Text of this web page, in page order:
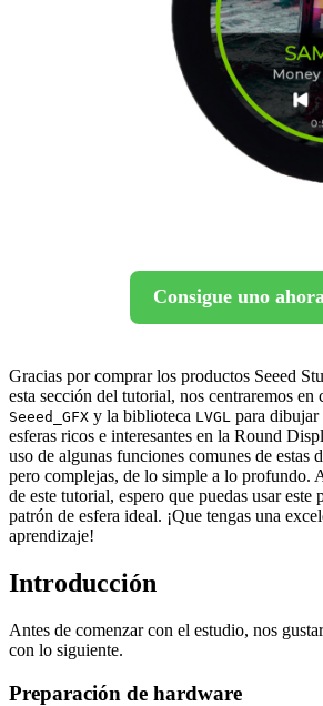
Consigue uno
Gracias por comprar los productos Seeed
esta sección del tutorial, nos centraremos en
Seeed_GFX y la biblioteca LVGL para dibujar
esferas ricos e interesantes en la Round
uso de algunas funciones comunes de estas
pero complejas, de lo simple a lo profundo.
de este tutorial, espero que puedas usar
patrón de esfera ideal. ¡Que tengas una
aprendizaje!
Introducción
Antes de comenzar con el estudio, nos
con lo siguiente.
Preparación de hardware